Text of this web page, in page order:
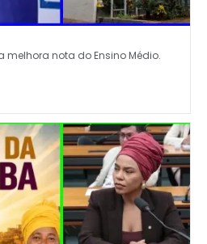
melhora nota do Ensino Médio.